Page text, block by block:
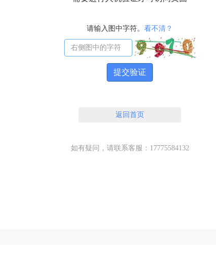
请输入图中字符。 看不清？
提交验证
返回首页
如有疑问，请联系客服：17775584132